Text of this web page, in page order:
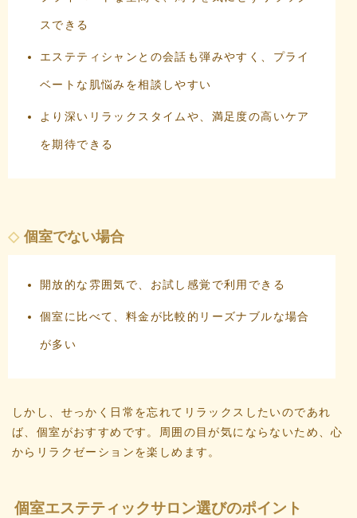
スできる
エステティシャンとの会話も弾みやすく、プライ
ベートな肌悩みを相談しやすい
より深いリラックスタイムや、満足度の高いケア
を期待できる
個室でない場合
開放的な雰囲気で、お試し感覚で利用できる
個室に比べて、料金が比較的リーズナブルな場合
が多い
しかし、せっかく日常を忘れてリラックスしたいのであれ
ば、個室がおすすめです。周囲の目が気にならないため、心
からリラクゼーションを楽しめます。
個室エステティックサロン選びのポイント